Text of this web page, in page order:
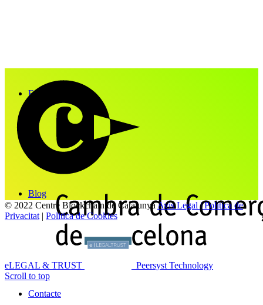
Fes-te membre
Blog
Contacte
© 2022 Centre Blockchain de CatalunyaAvis Legal | Politica de
Privacitat | Politica de Cookies
eLEGAL & TRUST
Peersyst Technology
Scroll to top